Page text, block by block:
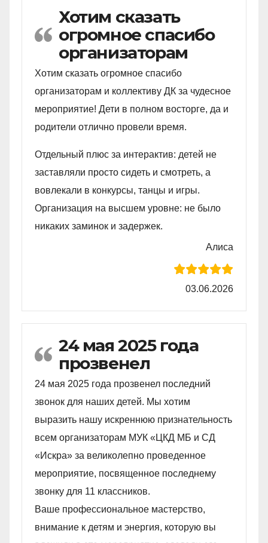
Хотим сказать
огромное спасибо
организаторам
Хотим сказать огромное спасибо
организаторам и коллективу ДК за чудесное
мероприятие! Дети в полном восторге, да и
родители отлично провели время.
Отдельный плюс за интерактив: детей не
заставляли просто сидеть и смотреть, а
вовлекали в конкурсы, танцы и игры.
Организация на высшем уровне: не было
никаких заминок и задержек.
Алиса
03.06.2026
24 мая 2025 года
прозвенел
24 мая 2025 года прозвенел последний
звонок для наших детей. Мы хотим
выразить нашу искреннюю признательность
всем организаторам МУК «ЦКД МБ и СД
«Искра» за великолепно проведенное
мероприятие, посвященное последнему
звонку для 11 классников.
Ваше профессиональное мастерство,
внимание к детям и энергия, которую вы